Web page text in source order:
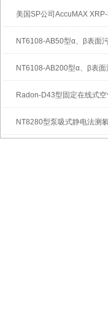
美国SP公司AccuMAX
NT6108-AB50型α、β表面
NT6108-AB200型α、β表面
Radon-D43型固定在线式
NT8280型泵吸式静电法测